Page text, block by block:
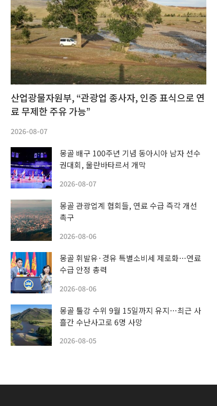
산업광물자원부, “관광업 종사자, 인증 표식으로 연
료 무제한 주유 가능”
2026-08-07
몽골 배구 100주년 기념 동아시아 남자 선수
권대회, 울란바타르서 개막
2026-08-07
몽골 관광업계 협회들, 연료 수급 즉각 개선
촉구
2026-08-06
몽골 휘발유·경유 특별소비세 제로화…연료
수급 안정 총력
2026-08-06
몽골 툴강 수위 9월 15일까지 유지…최근 사
흘간 수난사고로 6명 사망
2026-08-05